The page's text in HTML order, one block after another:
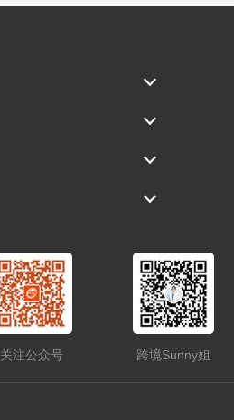
关注公众号 跨境Sunny姐